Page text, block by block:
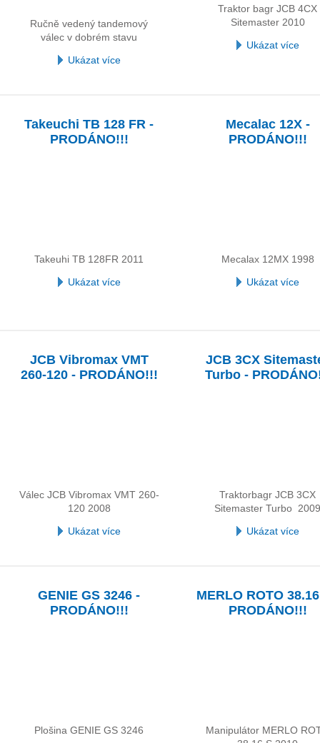
Ručně vedený tandemový
válec v dobrém stavu
Ukázat více
Traktor bagr JCB 4CX
Sitemaster 2010
Ukázat více
Takeuchi TB 128 FR -
PRODÁNO!!!
Takeuhi TB 128FR 2011
Ukázat více
Mecalac 12X -
PRODÁNO!!!
Mecalax 12MX 1998
Ukázat více
JCB Vibromax VMT
260-120 - PRODÁNO!!!
Válec JCB Vibromax VMT 260-
120 2008
Ukázat více
JCB 3CX
Turbo -
Traktorbagr JCB 3CX
Sitemaster Turbo
Ukázat více
GENIE GS 3246 -
PRODÁNO!!!
Plošina GENIE GS 3246
MERLO ROTO
PRODÁNO!!!
Manipulátor MERLO